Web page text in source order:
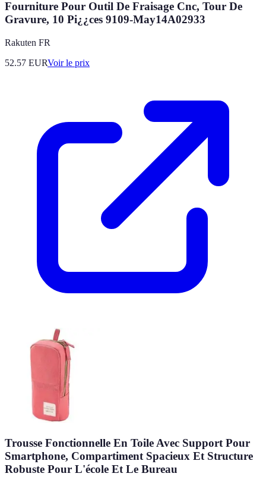
Fourniture Pour Outil De Fraisage Cnc, Tour De
Gravure, 10 Pi¿¿ces 9109-May14A02933
Rakuten FR
52.57 EURVoir le prix
Trousse Fonctionnelle En Toile Avec Support Pour
Smartphone, Compartiment Spacieux Et Structure
Robuste Pour L'école Et Le Bureau